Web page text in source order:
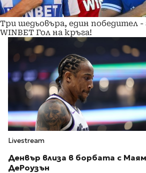
Три шедьовъра, един победител -
WINBET Гол на кръга!
Livestream
Денвър влиза в борбата с
ДеРоузън